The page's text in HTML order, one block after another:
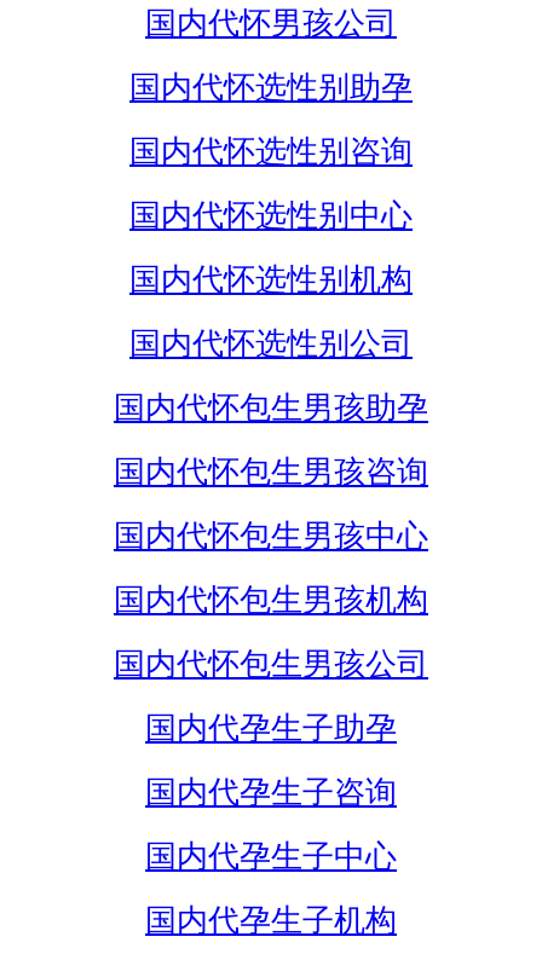
国内代怀男孩公司
国内代怀选性别助孕
国内代怀选性别咨询
国内代怀选性别中心
国内代怀选性别机构
国内代怀选性别公司
国内代怀包生男孩助孕
国内代怀包生男孩咨询
国内代怀包生男孩中心
国内代怀包生男孩机构
国内代怀包生男孩公司
国内代孕生子助孕
国内代孕生子咨询
国内代孕生子中心
国内代孕生子机构